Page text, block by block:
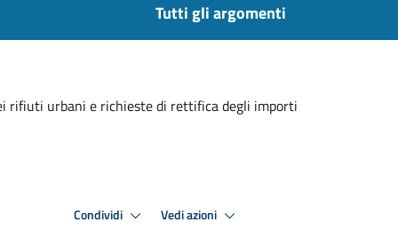
Tutti gli argomenti
rifiuti urbani e richieste di rettifica degli importi
Condividi Vedi azioni